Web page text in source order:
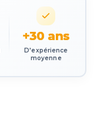
+30 ans
D'expérience
moyenne